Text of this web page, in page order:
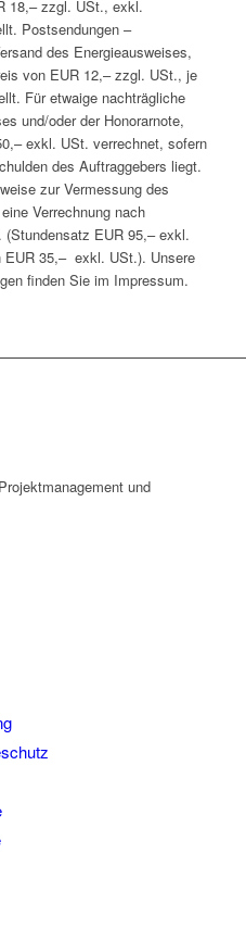
18,– zzgl. USt., exkl.
Postsendungen –
des Energieausweises,
von EUR 12,– zzgl. USt., je
Für etwaige nachträgliche
und/oder der Honorarnote,
exkl. USt. verrechnet, sofern
des Auftraggebers liegt.
zur Vermessung des
Verrechnung nach
EUR 95,– exkl.
35,– exkl. USt.). Unsere
finden Sie im Impressum.
und